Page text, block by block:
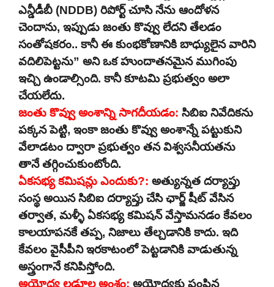
ఎన్డీడీబీ (NDDB) రిపోర్ట్ చూసి నేను ఆందోళన
చెందాను, ఇప్పుడు జంతు కొవ్వు లేదని తేలడం
సంతోషకరం.. కానీ ఈ కుంభకోణానికి బాధ్యులైన వారిని
వదిలిపెట్టను” అని ఒక హుందాతనమైన ముగింపు
ఇచ్చి ఉండాల్సింది. కానీ కూటమి ప్రభుత్వం అలా
చేయలేదు.
జంతు కొవ్వు అంశాన్ని సాగదీయడం: సిబిఐ నివేదికను
పక్కన పెట్టి, ఇంకా జంతు కొవ్వు అంశాన్నే పట్టుకుని
వేలాడటం ద్వారా ప్రభుత్వం తన విశ్వసనీయతను
తానే తగ్గించుకుంటోంది.
ఏకసభ్య కమిషన్లు ఎందుకు?: అత్యున్నత దర్యాప్తు
సంస్థ అయిన సిబిఐ దర్యాప్తు చేసి ఛార్జ్ షీట్ వేసిన
తర్వాత, మళ్ళీ ఏకసభ్య కమిషన్ వేస్తామనడం కేవలం
కాలయాపనకే తప్ప, నిజాలు తేల్చడానికి కాదు. ఇది
కేవలం వైసీపీని ఇరకాటంలో పెట్టడానికి వాడుతున్న
అస్త్రంగానే కనిపిస్తోంది.
అయోధ్య లడ్డూల అంశం: అయోధ్యకు పంపిన